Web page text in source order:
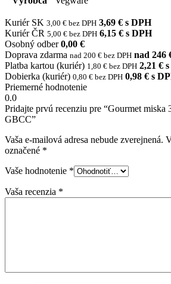
Kuriér SK 3,00 € bez DPH 3,69 € s DPH
Kuriér ČR 5,00 € bez DPH 6,15 € s DPH
Osobný odber 0,00 €
Doprava zdarma nad 200 € bez DPH nad 246
Platba kartou (kuriér) 1,80 € bez DPH 2,21 €
Dobierka (kuriér) 0,80 € bez DPH 0,98 € s
Priemerné hodnotenie
0.0
Pridajte prvú recenziu pre “Gourmet miska
GBCC”
Vaša e-mailová adresa nebude zverejnená.
označené *
Vaše hodnotenie *
Vaša recenzia *